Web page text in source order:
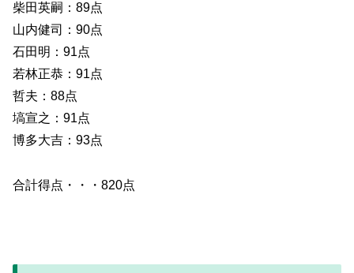
柴田英嗣：89点
山内健司：90点
石田明：91点
若林正恭：91点
哲夫：88点
塙宣之：91点
博多大吉：93点
合計得点・・・820点